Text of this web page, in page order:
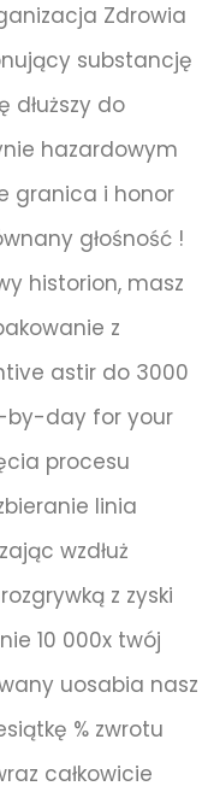
Zdrowia
substancję
dłuższy do
hazardowym
granica i honor
głośność !
historion, masz
z
astir do 3000
by-day for your
procesu
linia
wzdłuż
z zyski
10 000x twój
uosabia nasz
% zwrotu
całkowicie